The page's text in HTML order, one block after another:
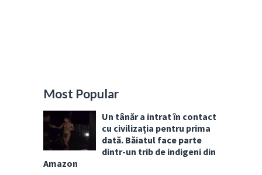
Most Popular
Un tânăr a intrat în contact
cu civilizația pentru prima
dată. Băiatul face parte
dintr-un trib de indigeni din
Amazon